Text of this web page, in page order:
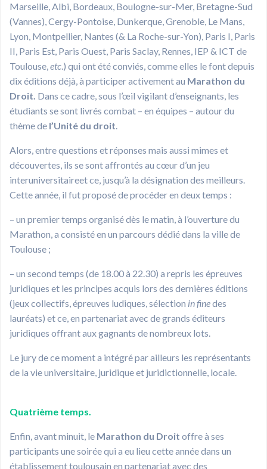
Marseille, Albi, Bordeaux, Boulogne-sur-Mer, Bretagne-Sud
(Vannes), Cergy-Pontoise, Dunkerque, Grenoble, Le Mans,
Lyon, Montpellier, Nantes (& La Roche-sur-Yon), Paris I, Paris
II, Paris Est, Paris Ouest, Paris Saclay, Rennes, IEP & ICT de
Toulouse,etc.) qui ont été conviés, comme elles le font depuis
dix éditions déjà, à participer activement au Marathon du
Droit. Dans ce cadre, sous l’œil vigilant d’enseignants, les
étudiants se sont livrés combat – en équipes – autour du
thème de l’Unité du droit.
Alors, entre questions et réponses mais aussi mimes et
découvertes, ils se sont affrontés au cœur d’un jeu
interuniversitaireet ce, jusqu’à la désignation des meilleurs.
Cette année, il fut proposé de procéder en deux temps :
– un premier temps organisé dès le matin, à l’ouverture du
Marathon, a consisté en un parcours dédié dans la ville de
Toulouse ;
– un second temps (de 18.00 à 22.30) a repris les épreuves
juridiques et les principes acquis lors des dernières éditions
(jeux collectifs, épreuves ludiques, sélection in finedes
lauréats) et ce, en partenariat avec de grands éditeurs
juridiques offrant aux gagnants de nombreux lots.
Le jury de ce moment a intégré par ailleurs les représentants
de la vie universitaire, juridique et juridictionnelle, locale.
Quatrième temps.
Enfin, avant minuit, le Marathon du Droit offre à ses
participants une soirée qui a eu lieu cette année dans un
établissement toulousain en partenariat avec des